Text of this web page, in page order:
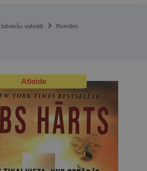
valodā
Romāni
Atlaide